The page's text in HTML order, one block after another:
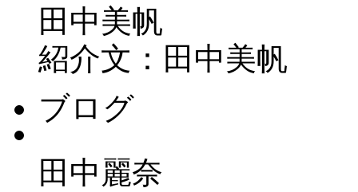
田中美帆
紹介文：田中美帆
ブログ
田中麗奈